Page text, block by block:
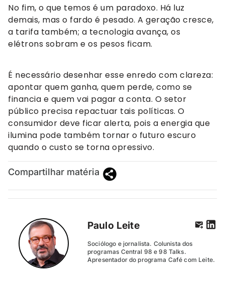
No fim, o que temos é um paradoxo. Há luz
demais, mas o fardo é pesado. A geração cresce,
a tarifa também; a tecnologia avança, os
elétrons sobram e os pesos ficam.
É necessário desenhar esse enredo com clareza:
apontar quem ganha, quem perde, como se
financia e quem vai pagar a conta. O setor
público precisa repactuar tais políticas. O
consumidor deve ficar alerta, pois a energia que
ilumina pode também tornar o futuro escuro
quando o custo se torna opressivo.
Compartilhar matéria
Paulo Leite
Sociólogo e jornalista. Colunista dos
programas Central 98 e 98 Talks.
Apresentador do programa Café com Leite.